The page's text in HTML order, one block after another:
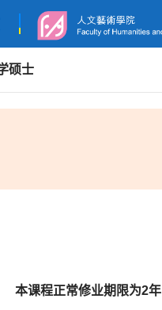
硕士
本课程正常修业期限为2年